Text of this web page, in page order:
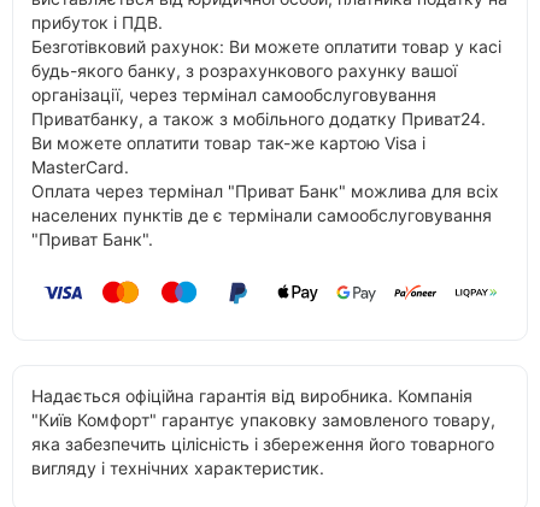
прибуток і ПДВ.
Безготівковий рахунок: Ви можете оплатити товар у касі
будь-якого банку, з розрахункового рахунку вашої
організації, через термінал самообслуговування
Приватбанку, а також з мобільного додатку Приват24.
Ви можете оплатити товар так-же картою Visa і
MasterCard.
Оплата через термінал "Приват Банк" можлива для всіх
населених пунктів де є термінали самообслуговування
"Приват Банк".
Надається офіційна гарантія від виробника. Компанія
"Київ Комфорт" гарантує упаковку замовленого товару,
яка забезпечить цілісність і збереження його товарного
вигляду і технічних характеристик.